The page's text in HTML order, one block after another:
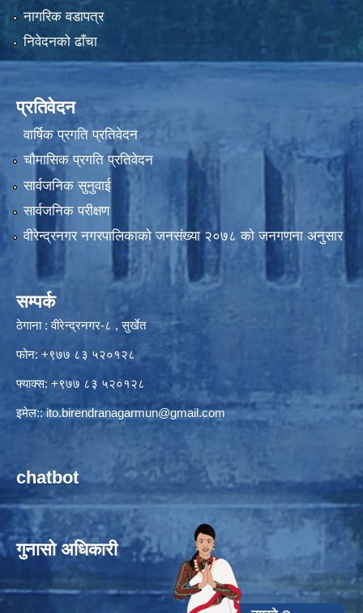
नागरिक वडापत्र
निवेदनको ढाँचा
प्रतिवेदन
वार्षिक प्रगति प्रतिवेदन
चौमासिक प्रगति प्रतिवेदन
सार्वजनिक सुनुवाई
सार्वजनिक परीक्षण
वीरेन्द्रनगर नगरपालिकाकाे जनसंख्या २०७८ काे जनगणना अनुसार
सम्पर्क
ठेगाना : वीरेन्द्रनगर-८ , सुर्खेत
फोन: +९७७ ८३ ५२०१२८
फ्याक्स: +९७७ ८३ ५२०१२८
इमेल::ito.birendranagarmun@gmail.com
chatbot
गुनासो अधिकारी